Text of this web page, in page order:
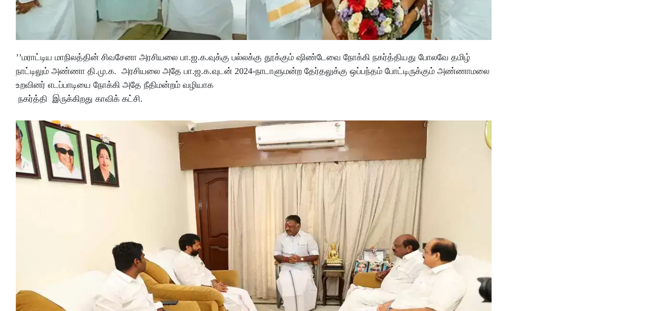
’’மராட்டிய மாநிலத்தின் சிவசேனா அரசியலை பா.ஜ.க.வுக்கு பல்லக்கு தூக்கும் ஷிண்டேவை நோக்கி நகர்த்தியது போலவே தமிழ்
நாட்டிலும் அண்ணா தி.மு.க. அரசியலை அதே பா.ஜ.க.வுடன் 2024-நாடாளுமன்ற தேர்தலுக்கு ஒப்பந்தம் போட்டிருக்கும் அண்ணாமலை
உறவினர் எடப்பாடியை நோக்கி அதே நீதிமன்றம் வழியாக
நகர்த்தி இருக்கிறது காவிக் கட்சி.